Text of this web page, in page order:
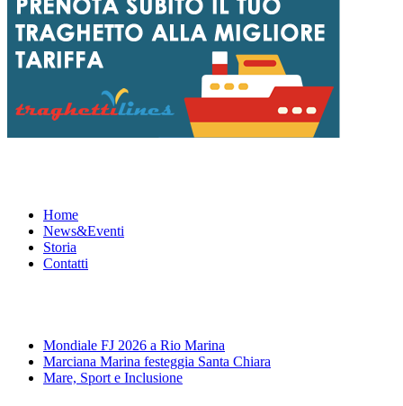
Home
News&Eventi
Storia
Contatti
Mondiale FJ 2026 a Rio Marina
Marciana Marina festeggia Santa Chiara
Mare, Sport e Inclusione